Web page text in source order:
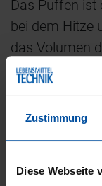
Zustimmung
Diese Webseite
Das Puffen ist
bei dem Hitze
das Volumen
vergrößern.
ist, dass das
Wasser und
mehrere